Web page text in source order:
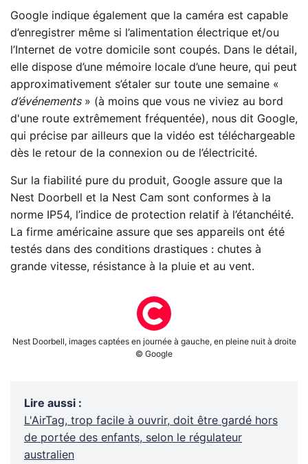
Google indique également que la caméra est capable
d’enregistrer même si l’alimentation électrique et/ou
l’Internet de votre domicile sont coupés. Dans le détail,
elle dispose d’une mémoire locale d’une heure, qui peut
approximativement s’étaler sur toute une semaine «
d’événements» (à moins que vous ne viviez au bord
d'une route extrêmement fréquentée), nous dit Google,
qui précise par ailleurs que la vidéo est téléchargeable
dès le retour de la connexion ou de l’électricité.
Sur la fiabilité pure du produit, Google assure que la
Nest Doorbell et la Nest Cam sont conformes à la
norme IP54, l’indice de protection relatif à l’étanchéité.
La firme américaine assure que ses appareils ont été
testés dans des conditions drastiques : chutes à
grande vitesse, résistance à la pluie et au vent.
Nest Doorbell, images captées en journée à gauche, en pleine nuit à droite
© Google
Lire aussi :
L'AirTag, trop facile à ouvrir, doit être gardé hors
de portée des enfants, selon le régulateur
australien